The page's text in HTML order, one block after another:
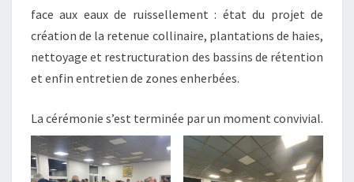
face aux eaux de ruissellement : état du projet de
création de la retenue collinaire, plantations de haies,
nettoyage et restructuration des bassins de rétention
et enfin entretien de zones enherbées.
La cérémonie s’est terminée par un moment convivial.